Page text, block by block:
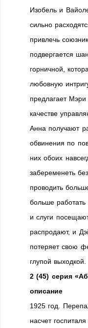
Изобель и
сильно
привлечь
подвергается
горничной,
любовную
предлагает
качестве
Анна получают
обвинения по
них обоих
забеременеть
проводить
больше
и слуги
распродают, и
потеряет свою
глупой выходкой.
2 (45) серия
описание
1925 год.
насчет